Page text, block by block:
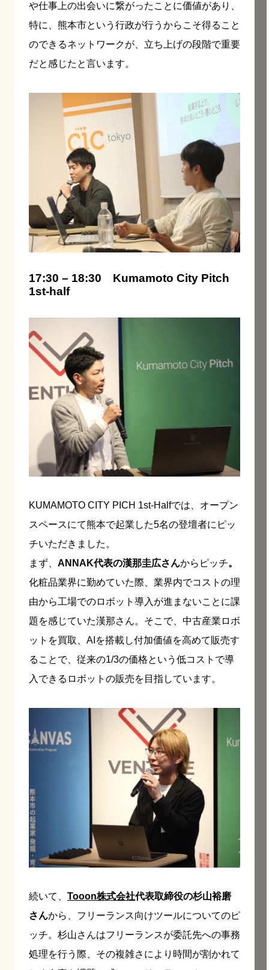
や仕事上の出会いに繋がったことに価値があり、
特に、熊本市という行政が行うからこそ得ること
のできるネットワークが、立ち上げの段階で重要
だと感じたと言います。
17:30 – 18:30 Kumamoto City Pitch
1st-half
KUMAMOTO CITY PICH 1st-Halfでは、オープン
スペースにて熊本で起業した5名の登壇者にピッ
チいただきました。
まず、 ANNAK代表の漢那圭広さんからピッチ。
化粧品業界に勤めていた際、業界内でコストの理
由から工場でのロボット導入が進まないことに課
題を感じていた漢那さん。そこで、中古産業ロボ
ットを買取、AIを搭載し付加価値を高めて販売す
ることで、従来の1/3の価格という低コストで導
入できるロボットの販売を目指しています。
続いて、 Tooon株式会社代表取締役の杉山裕磨
さんから、フリーランス向けツールについてのピ
ッチ。杉山さんはフリーランスが委託先への事務
処理を行う際、その複雑さにより時間が割かれて